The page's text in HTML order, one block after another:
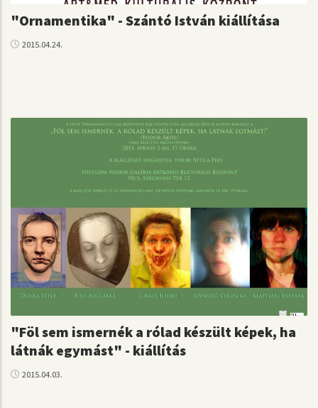
"Ornamentika" - Szántó István kiállítása
2015.04.24.
"Föl sem ismernék a rólad készült képek, ha
látnák egymást" - kiállítás
2015.04.03.